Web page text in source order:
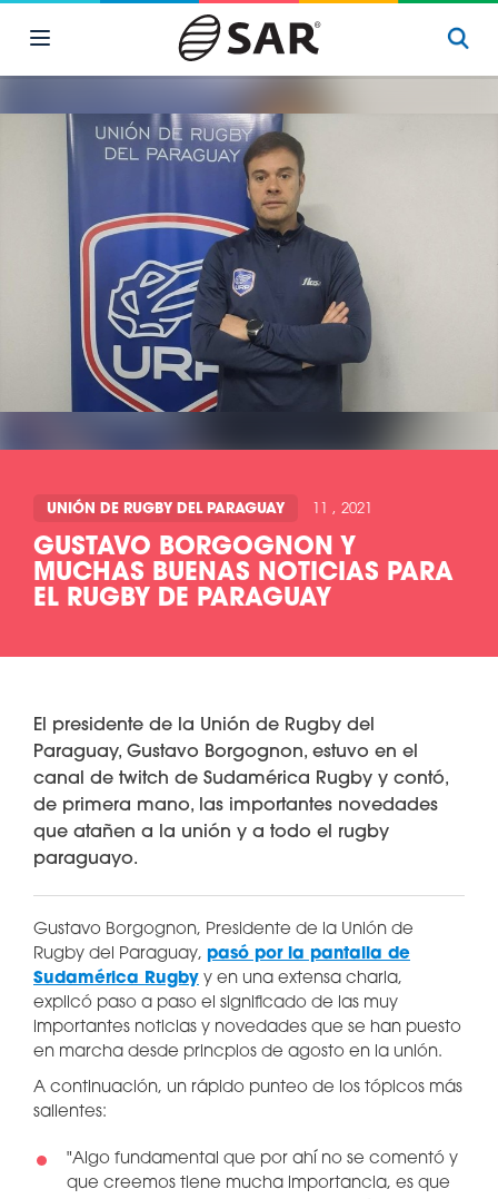
UNIÓN DE RUGBY DEL PARAGUAY 11 , 2021
GUSTAVO BORGOGNON Y
MUCHAS BUENAS NOTICIAS PARA
EL RUGBY DE PARAGUAY
El presidente de la Unión de Rugby del
Paraguay, Gustavo Borgognon, estuvo en el
canal de twitch de Sudamérica Rugby y contó,
de primera mano, las importantes novedades
que atañen a la unión y a todo el rugby
paraguayo.
Gustavo Borgognon, Presidente de la Unión de
Rugby del Paraguay, pasó por la pantalla de
Sudamérica Rugby y en una extensa charla,
explicó paso a paso el significado de las muy
importantes noticias y novedades que se han puesto
en marcha desde princpios de agosto en la unión.
A continuación, un rápido punteo de los tópicos más
salientes:
"Algo fundamental que por ahí no se comentó y
que creemos tiene mucha importancia, es que